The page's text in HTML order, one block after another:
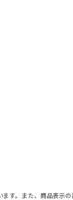
す。また、商品表示